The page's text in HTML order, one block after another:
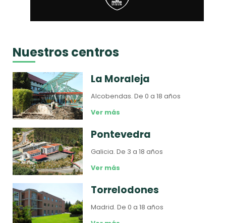
Nuestros centros
La Moraleja
Alcobendas.De 0 a 18 años
Ver más
Pontevedra
Galicia.De 3 a 18 años
Ver más
Torrelodones
Madrid.De 0 a 18 años